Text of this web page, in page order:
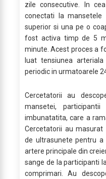
zile consecutive. In
conectati la
superior si una pe o
fost activa timp de 5
minute. Acest proces a
luat tensiunea
periodic in urmatoarele
Cercetatorii au
mansetei,
imbunatatita, care a
Cercetatorii au
de ultrasunete pentru
artere principale din
sange de la participanti
comprimari. Au